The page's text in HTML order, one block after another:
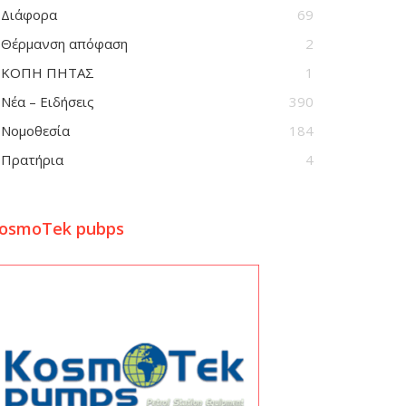
Διάφορα
69
Θέρμανση απόφαση
2
ΚΟΠΗ ΠΗΤΑΣ
1
Νέα – Ειδήσεις
390
Νομοθεσία
184
Πρατήρια
4
pubps